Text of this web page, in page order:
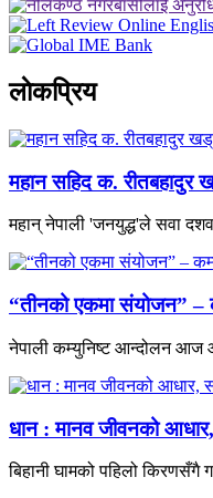
लाेकप्रिय
महान सहिद क. रीतबहादुर
महान् नेपाली 'जनयुद्ध'ले सवा
“तीनको एकमा संयोजन” –
नेपाली कम्युनिष्ट आन्दोलन आज
धान : मानव जीवनको
बिहानी घामको पहिलो